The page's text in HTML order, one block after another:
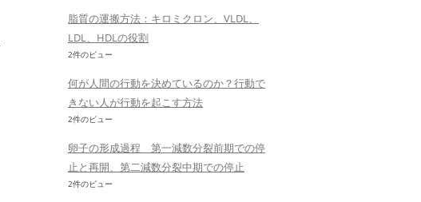
脂質の運搬方法：キロミクロン、VLDL、
LDL、HDLの役割
2件のビュー
何が人間の行動を決めているのか？行動で
きない人が行動を起こす方法
2件のビュー
卵子の形成過程 第一減数分裂前期での停
止と再開、第二減数分裂中期での停止
2件のビュー